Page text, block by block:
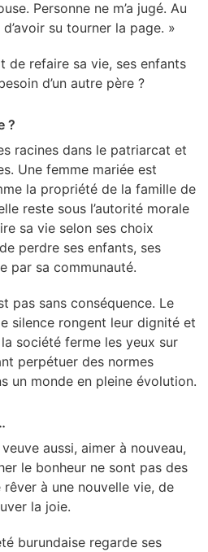
Personne ne m’a jugé. Au
su tourner la page. »
de refaire sa vie, ses enfants
d’un autre père ?
?
racines dans le patriarcat et
Une femme mariée est
la propriété de la famille de
reste sous l’autorité morale
sa vie selon ses choix
perdre ses enfants, ses
par sa communauté.
pas sans conséquence. Le
silence rongent leur dignité et
société ferme les yeux sur
perpétuer des normes
un monde en pleine évolution.
aussi, aimer à nouveau,
le bonheur ne sont pas des
à une nouvelle vie, de
la joie.
burundaise regarde ses